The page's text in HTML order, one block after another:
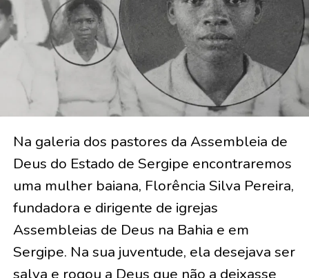
Na galeria dos pastores da Assembleia de
Deus do Estado de Sergipe encontraremos
uma mulher baiana, Florência Silva Pereira,
fundadora e dirigente de igrejas
Assembleias de Deus na Bahia e em
Sergipe. Na sua juventude, ela desejava ser
salva e rogou a Deus que não a deixasse